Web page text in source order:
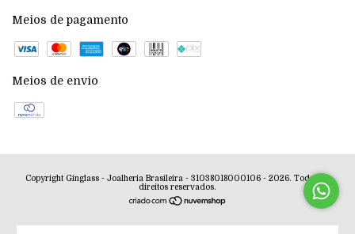
Meios de pagamento
Meios de envio
Copyright Ginglass - Joalheria Brasileira - 31038018000106 - 2026. Todos os
direitos reservados.